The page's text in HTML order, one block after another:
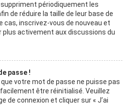
périodiquement les
de réduire la taille de leur base de
cas, inscrivez-vous de nouveau et
plus activement aux discussions du
passe !
que votre mot de passe ne puisse pas
être réinitialisé. Veuillez
de connexion et cliquer sur « J’ai